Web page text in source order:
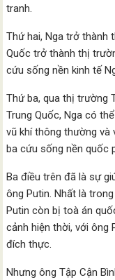
tranh.
Thứ hai, Nga trở thành
Quốc trở thành thị
cứu sống nền kinh tế
Thứ ba, qua thị trường
Trung Quốc, Nga có
vũ khí thông thường và
ba cứu sống nền quốc
Ba điều trên đã là sự
ông Putin. Nhất là
Putin còn bị toà án
cảnh hiện thời, với ông
đích thực.
Nhưng ông Tập Cận